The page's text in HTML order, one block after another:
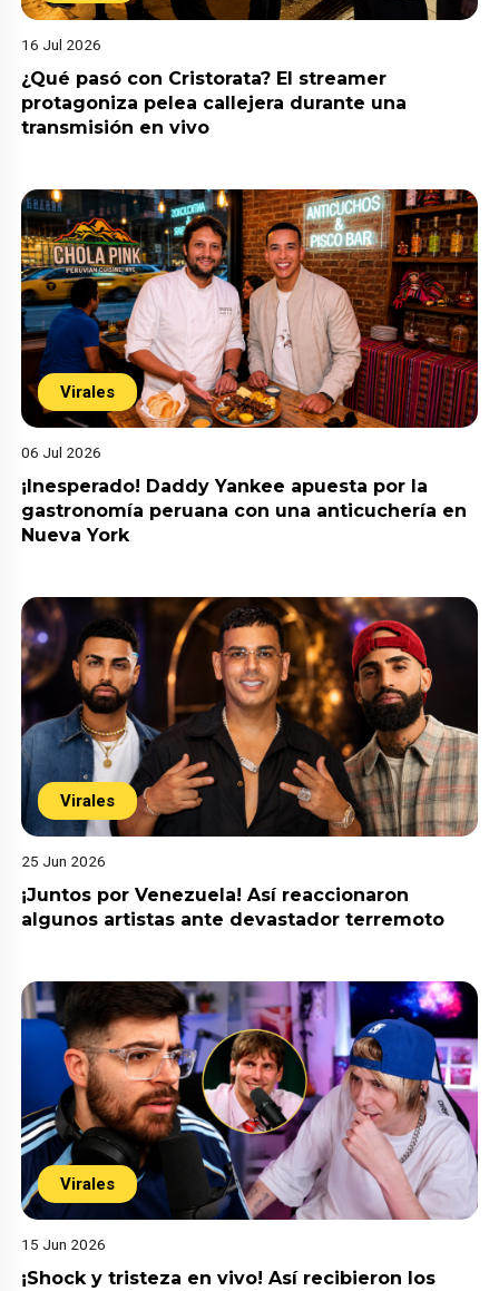
16 Jul 2026
¿Qué pasó con Cristorata? El streamer
protagoniza pelea callejera durante una
transmisión en vivo
Virales
06 Jul 2026
¡Inesperado! Daddy Yankee apuesta por la
gastronomía peruana con una anticuchería en
Nueva York
Virales
25 Jun 2026
¡Juntos por Venezuela! Así reaccionaron
algunos artistas ante devastador terremoto
Virales
15 Jun 2026
¡Shock y tristeza en vivo! Así recibieron los